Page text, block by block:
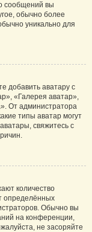
сообщений вы
обычно более
уникально для
добавить аватару с
«Галерея аватар»,
От администратора
типы аватар могут
свяжитесь с
количество
определённых
Обычно вы
на конференции,
не засоряйте